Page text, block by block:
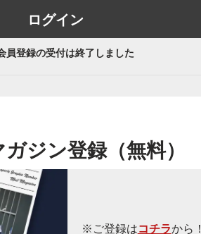
ログイン
員登録の受付は終了しました
ジン登録（無料）
※ご登録はコチラから！